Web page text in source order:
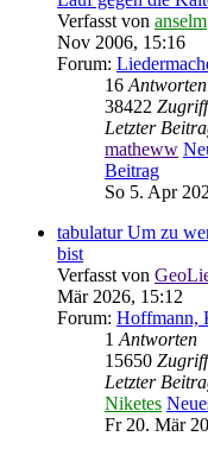
Verfasst von anselm
Nov 2006, 15:16
Forum:
16 Antworten
38422
Letzter
matheww
Beitrag
So 5. Apr
tabulatur Um zu
bist
Verfasst von
Mär 2026, 15:12
Forum: Hoffmann,
1 Antworten
15650
Letzter
Niketes
Fr 20. Mär